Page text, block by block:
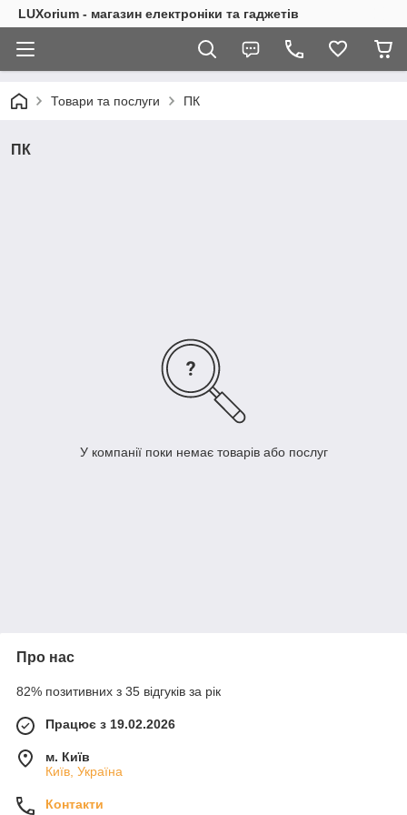
LUXorium - магазин електроніки та гаджетів
Товари та послуги ПК
ПК
У компанії поки немає товарів або послуг
Про нас
82% позитивних з 35 відгуків за рік
Працює з 19.02.2026
м. Київ
Київ, Україна
Контакти